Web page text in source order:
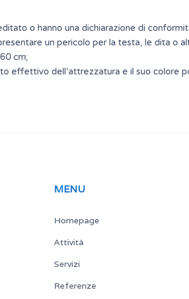
o hanno una dichiarazione di
un pericolo per la testa, le dita o
cm;
effettivo dell’attrezzatura e il suo colore
MENU
Homepage
Attività
Servizi
Referenze